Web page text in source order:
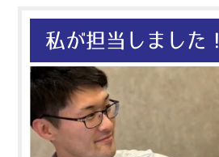
私が担当しました！